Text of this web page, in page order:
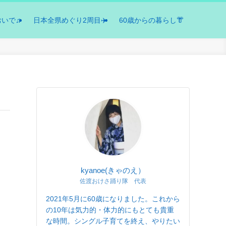
いで♫ 日本全県めぐり2周目✈️ 60歳からの暮らし👘
kyanoe(きゃのえ）
佐渡おけさ踊り隊 代表
2021年5月に60歳になりました。これから
の10年は気力的・体力的にもとても貴重
な時間。シングル子育てを終え、やりたい